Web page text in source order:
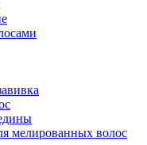
мелированных волос